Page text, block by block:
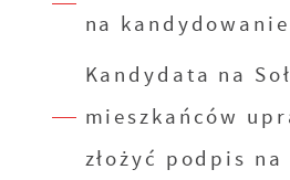
na
Kandydata na
mieszkańców
złożyć podpis